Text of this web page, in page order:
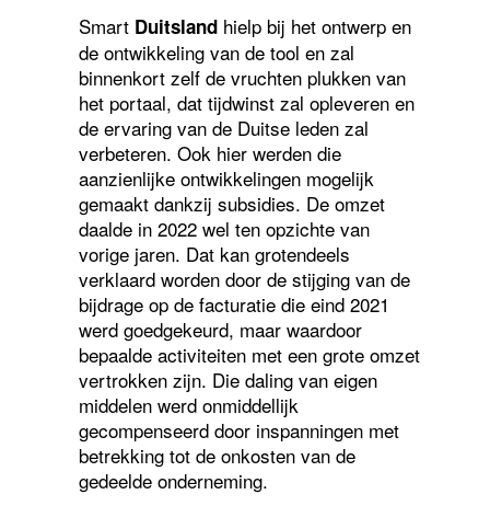
Smart Duitslandhielp bij het ontwerp en
de ontwikkeling van de tool en zal
binnenkort zelf de vruchten plukken van
het portaal, dat tijdwinst zal opleveren en
de ervaring van de Duitse leden zal
verbeteren. Ook hier werden die
aanzienlijke ontwikkelingen mogelijk
gemaakt dankzij subsidies. De omzet
daalde in 2022 wel ten opzichte van
vorige jaren. Dat kan grotendeels
verklaard worden door de stijging van de
bijdrage op de facturatie die eind 2021
werd goedgekeurd, maar waardoor
bepaalde activiteiten met een grote omzet
vertrokken zijn. Die daling van eigen
middelen werd onmiddellijk
gecompenseerd door inspanningen met
betrekking tot de onkosten van de
gedeelde onderneming.